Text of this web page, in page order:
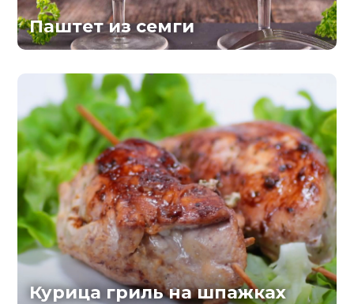
Паштет из семги
Курица гриль на шпажках